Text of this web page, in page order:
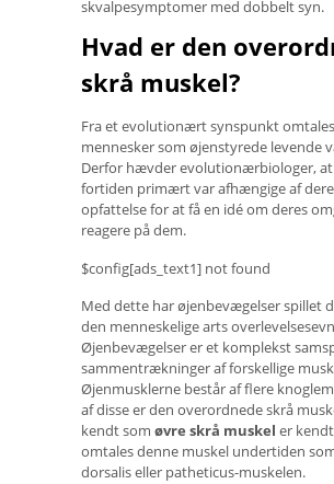
skvalpesymptomer med dobbelt syn.
Hvad er den
skrå muskel?
Fra et evolutionært synspunkt omtales
mennesker som øjenstyrede levende
Derfor hævder evolutionærbiologer,
fortiden primært var afhængige af
opfattelse for at få en idé om deres
reagere på dem.
$config[ads_text1] not found
Med dette har øjenbevægelser spillet
den menneskelige arts
Øjenbevægelser er et komplekst
sammentrækninger af forskellige
Øjenmusklerne består af flere
af disse er den overordnede skrå
kendt som øvre skrå muskel er
omtales denne muskel undertiden
dorsalis eller patheticus-muskelen.